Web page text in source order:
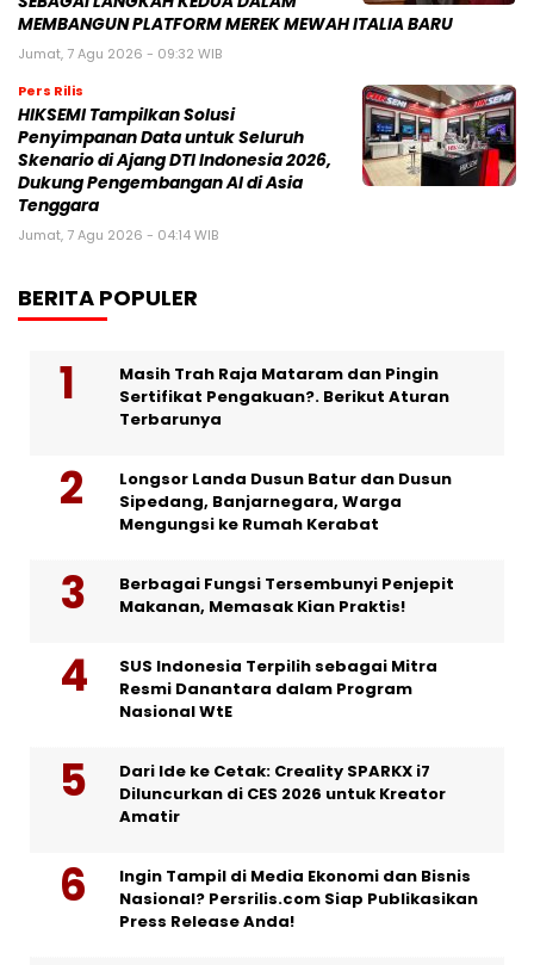
MEMBANGUN PLATFORM MEREK MEWAH ITALIA BARU
Jumat, 7 Agu 2026 - 09:32 WIB
Pers Rilis
HIKSEMI Tampilkan Solusi
Penyimpanan Data untuk Seluruh
Skenario di Ajang DTI Indonesia 2026,
Dukung Pengembangan AI di Asia
Tenggara
Jumat, 7 Agu 2026 - 04:14 WIB
BERITA POPULER
Masih Trah Raja Mataram dan Pingin
Sertifikat Pengakuan?. Berikut Aturan
Terbarunya
Longsor Landa Dusun Batur dan Dusun
Sipedang, Banjarnegara, Warga
Mengungsi ke Rumah Kerabat
Berbagai Fungsi Tersembunyi Penjepit
Makanan, Memasak Kian Praktis!
SUS Indonesia Terpilih sebagai Mitra
Resmi Danantara dalam Program
Nasional WtE
Dari Ide ke Cetak: Creality SPARKX i7
Diluncurkan di CES 2026 untuk Kreator
Amatir
Ingin Tampil di Media Ekonomi dan Bisnis
Nasional? Persrilis.com Siap Publikasikan
Press Release Anda!